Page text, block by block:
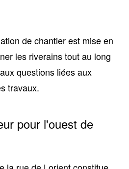
de chantierest mise en
les riverains tout au long
questions liées aux
travaux.
pour l'ouest de